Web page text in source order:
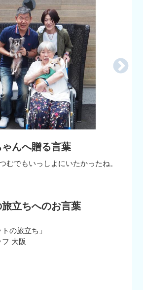
んへ贈る言葉
むでもいっしよにいたかったね。
立ちへのお言葉
の旅立ち」
大阪